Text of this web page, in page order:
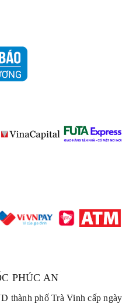
PHÚC AN
thành phố Trà Vinh cấp ngày